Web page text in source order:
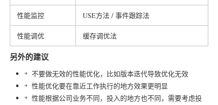
性能监控 USE方法 / 事件跟踪法
性能调优 缓存调优法
另外的建议
不要做无效的性能优化，比如版本迭代导致优化无效
性能优化要在靠近工作执行的地方效果更明显
性能根据公司业务不同，投入的地方也不同，需要考虑投